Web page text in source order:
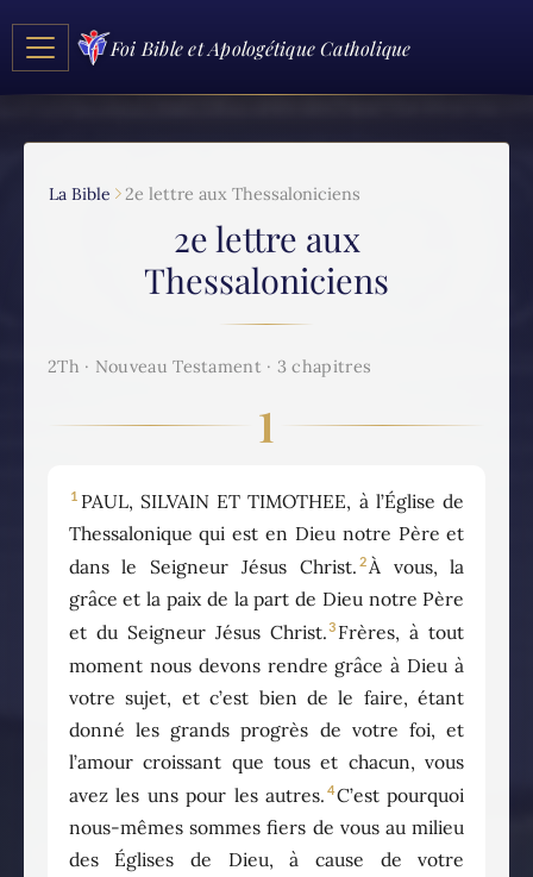
Foi Bible et Apologétique Catholique
La Bible 2e lettre aux Thessaloniciens
2e lettre aux
Thessaloniciens
2Th · Nouveau Testament · 3 chapitres
1
1 PAUL, SILVAIN ET TIMOTHEE, à l’Église de
Thessalonique qui est en Dieu notre Père et
dans le Seigneur Jésus Christ. 2À vous, la
grâce et la paix de la part de Dieu notre Père
et du Seigneur Jésus Christ.3 Frères, à tout
moment nous devons rendre grâce à Dieu à
votre sujet, et c’est bien de le faire, étant
donné les grands progrès de votre foi, et
l’amour croissant que tous et chacun, vous
avez les uns pour les autres. 4C’est pourquoi
nous-mêmes sommes fiers de vous au milieu
des Églises de Dieu, à cause de votre